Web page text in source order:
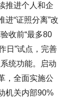
推进个人和企
进“证照分离”改
收前“最多80
日”试点，完善
统功能。启动
，全面实施公
机关内部90%